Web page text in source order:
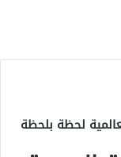
لحظة بلحظة